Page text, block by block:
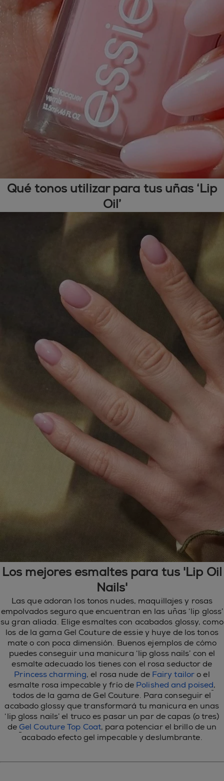
Qué tonos utilizar para tus uñas ‘Lip
Oil’
Los mejores esmaltes para tus 'Lip Oil
Nails'
Las que adoran los tonos nudes, maquillajes y rosas
empolvados seguro que encuentran en las uñas ‘lip gloss’
su gran aliada. Elige esmaltes con acabados glossy, como
los de la gama Gel Couture de essie y huye de los tonos
mate o con poca dimensión. Buenos ejemplos de cómo
puedes conseguir una manicura ‘lip gloss nails’ con el
esmalte adecuado los tienes con el rosa seductor de
Princess charming, el rosa nude de Fairy tailoro el
esmalte rosa impecable y frío de Polished and poised,
todos de la gama de Gel Couture. Para conseguir el
acabado glossy que transformará tu manicura en unas
‘lip gloss nails’ el truco es pasar un par de capas (o tres)
de Gel Couture Top Coat, para potenciar el brillo de un
acabado efecto gel impecable y deslumbrante.